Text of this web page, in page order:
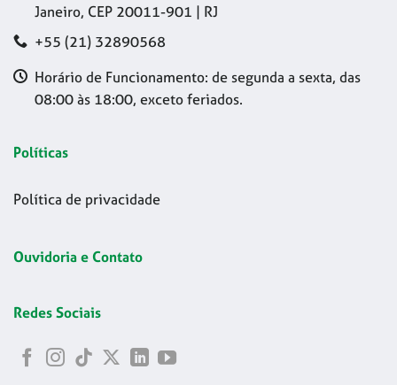
Janeiro, CEP 20011-901 | RJ
+55 (21) 32890568
Horário de Funcionamento: de segunda a sexta, das
08:00 às 18:00, exceto feriados.
Políticas
Política de privacidade
Ouvidoria e Contato
Redes Sociais